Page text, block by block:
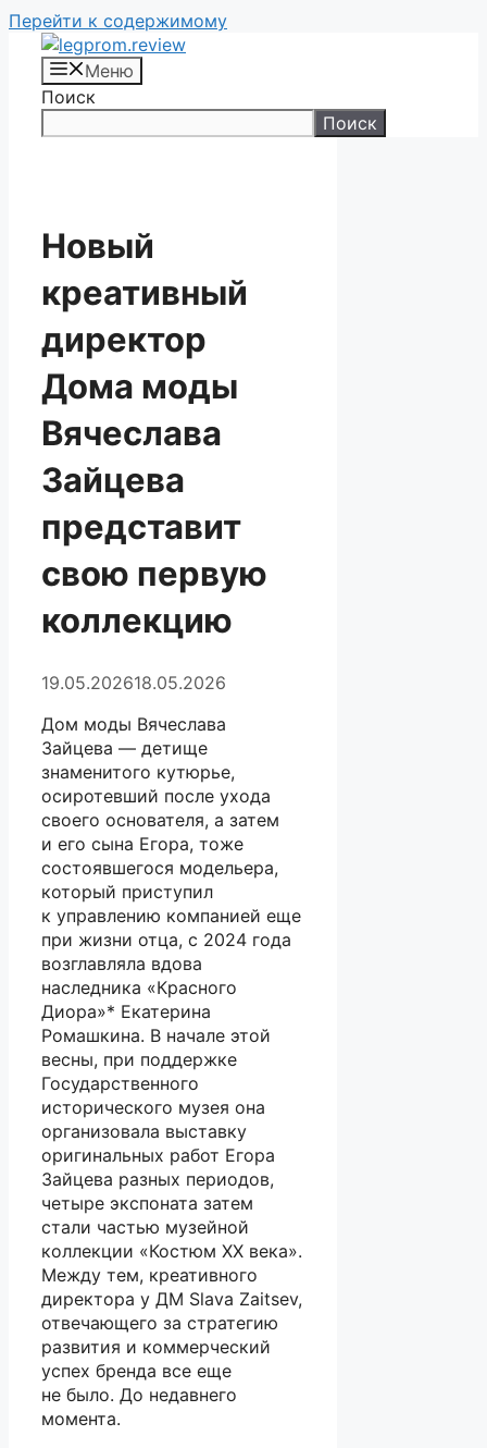
Перейти к содержимому
Меню
Поиск
Поиск
Новый
креативный
директор
Дома моды
Вячеслава
Зайцева
представит
свою первую
коллекцию
19.05.202618.05.2026
Дом моды Вячеслава
Зайцева — детище
знаменитого кутюрье,
осиротевший после ухода
своего основателя, а затем
и его сына Егора, тоже
состоявшегося модельера,
который приступил
к управлению компанией еще
при жизни отца, с 2024 года
возглавляла вдова
наследника «Красного
Диора»* Екатерина
Ромашкина. В начале этой
весны, при поддержке
Государственного
исторического музея она
организовала выставку
оригинальных работ Егора
Зайцева разных периодов,
четыре экспоната затем
стали частью музейной
коллекции «Костюм XX века».
Между тем, креативного
директора у ДМ Slava Zaitsev,
отвечающего за стратегию
развития и коммерческий
успех бренда все еще
не было. До недавнего
момента.